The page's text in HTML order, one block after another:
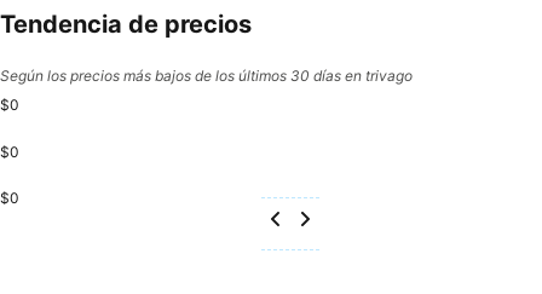
Tendencia de precios
Según los precios más bajos de los últimos 30 días en trivago
$0
$0
$0